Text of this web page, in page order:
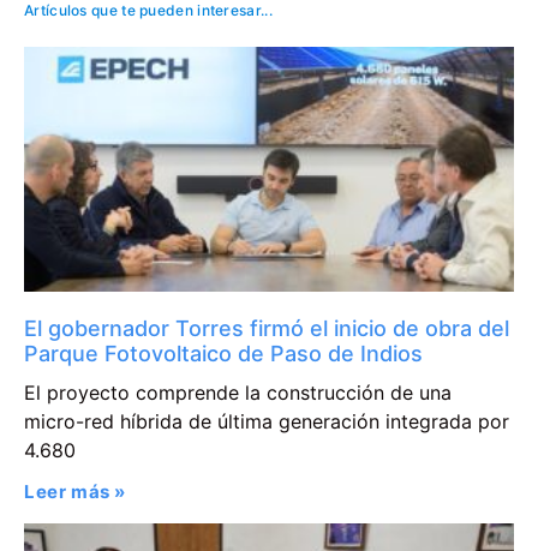
Artículos que te pueden interesar...
El gobernador Torres firmó el inicio de obra del
Parque Fotovoltaico de Paso de Indios
El proyecto comprende la construcción de una
micro-red híbrida de última generación integrada por
4.680
Leer más »